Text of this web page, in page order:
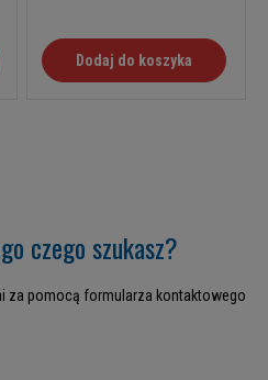
Dodaj do koszyka
czego szukasz?
za pomocą formularza kontaktowego